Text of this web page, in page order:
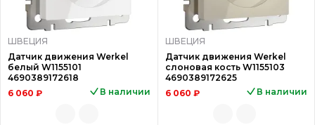
ШВЕЦИЯ
Датчик движения Werkel
белый W1155101
4690389172618
6 060 ₽
В наличии
ШВЕЦИЯ
Датчик движения Werkel
слоновая кость W1155103
4690389172625
6 060 ₽
В наличии